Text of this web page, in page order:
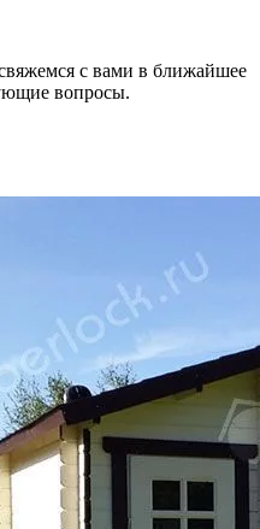
с вами в ближайшее
вопросы.